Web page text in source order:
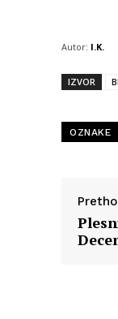
Autor: I.K.
IZVOR
OZNAKE